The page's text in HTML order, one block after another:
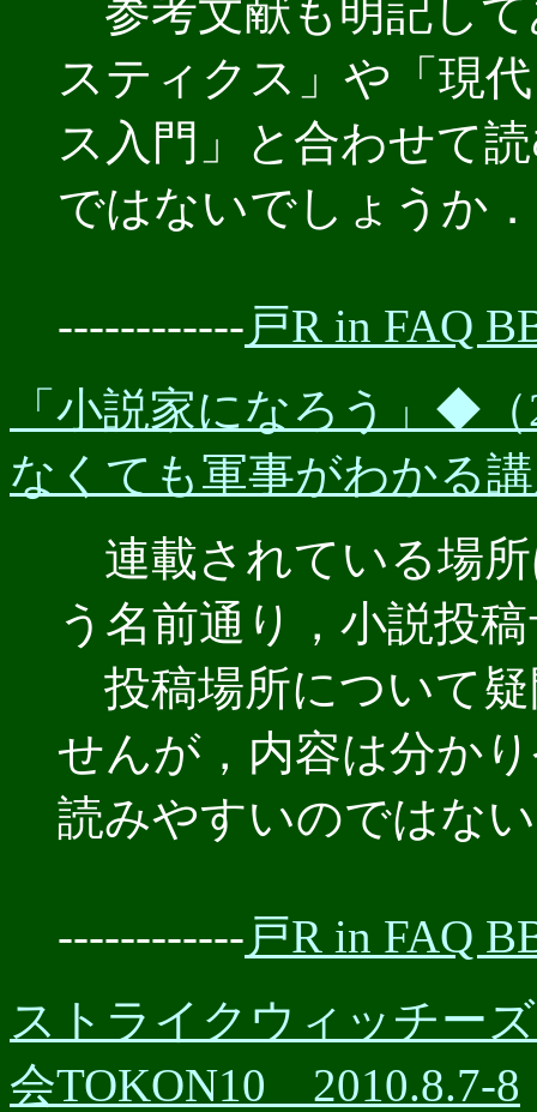
参考文献も明記し
スティクス」や「現
ス入門」と合わせて
ではないでしょうか．
------------戸R in FAQ
「小説家になろう」◆
なくても軍事がわかる
連載されている場
う名前通り，小説投
投稿場所について
せんが，内容は分か
読みやすいのではな
------------戸R in FAQ
ストライクウィッチー
会TOKON10 2010.8.7-8